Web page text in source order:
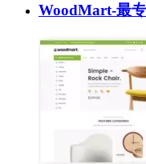
WoodMart-最